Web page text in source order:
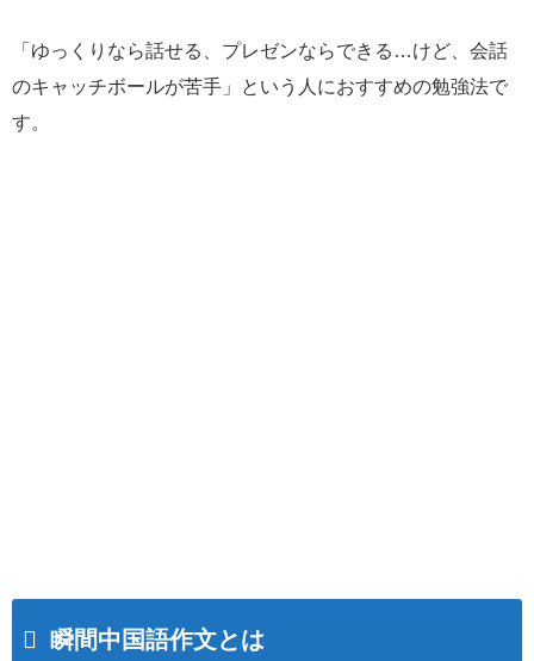
「ゆっくりなら話せる、プレゼンならできる…けど、会話
のキャッチボールが苦手」という人におすすめの勉強法で
す。
瞬間中国語作文とは